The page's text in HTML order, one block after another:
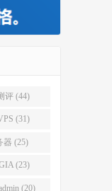
评 (44)
(31)
器 (25)
(23)
(20)